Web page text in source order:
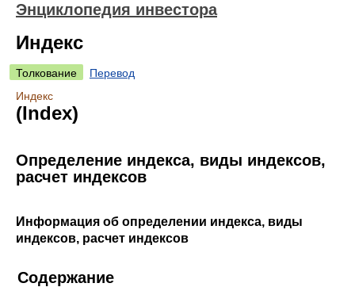
Энциклопедия инвестора
Индекс
Толкование
Перевод
Индекс
(Index)
Определение индекса, виды индексов,
расчет индексов
Информация об определении индекса, виды
индексов, расчет индексов
Содержание